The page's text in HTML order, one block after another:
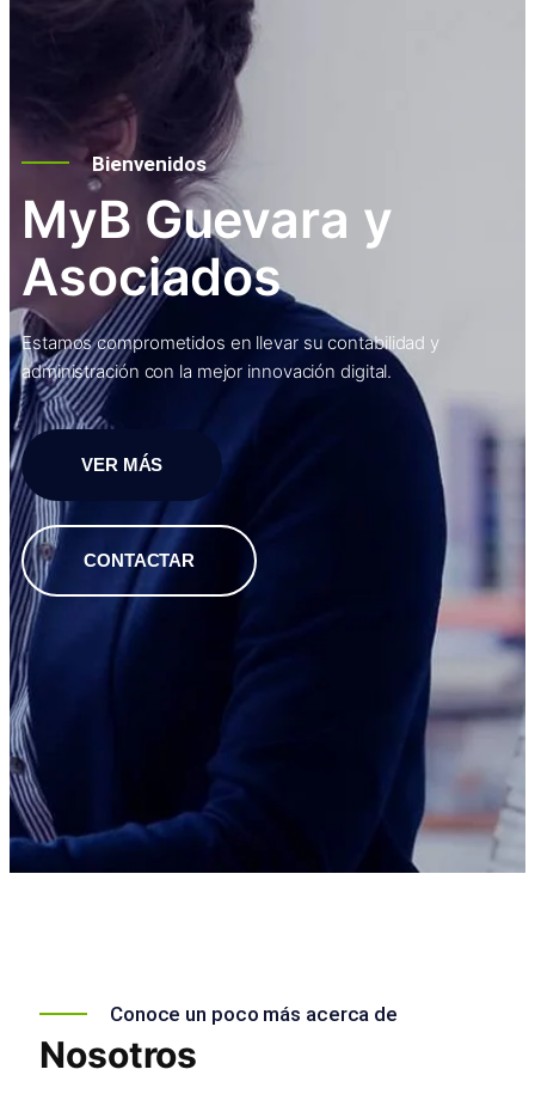
Bienvenidos
MyB Guevara y
Asociados
Estamos comprometidos en llevar su contabilidad y
administración con la mejor innovación digital.
VER MÁS
CONTACTAR
Conoce un poco más acerca de
Nosotros